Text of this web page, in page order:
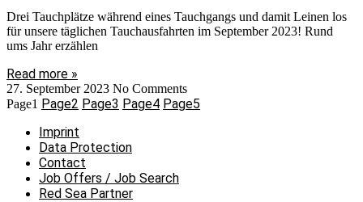
Drei Tauchplätze während eines Tauchgangs und damit Leinen los
für unsere täglichen Tauchausfahrten im September 2023! Rund
ums Jahr erzählen
Read more »
27. September 2023 No Comments
Page1 Page2 Page3 Page4 Page5
Imprint
Data Protection
Contact
Job Offers / Job Search
Red Sea Partner